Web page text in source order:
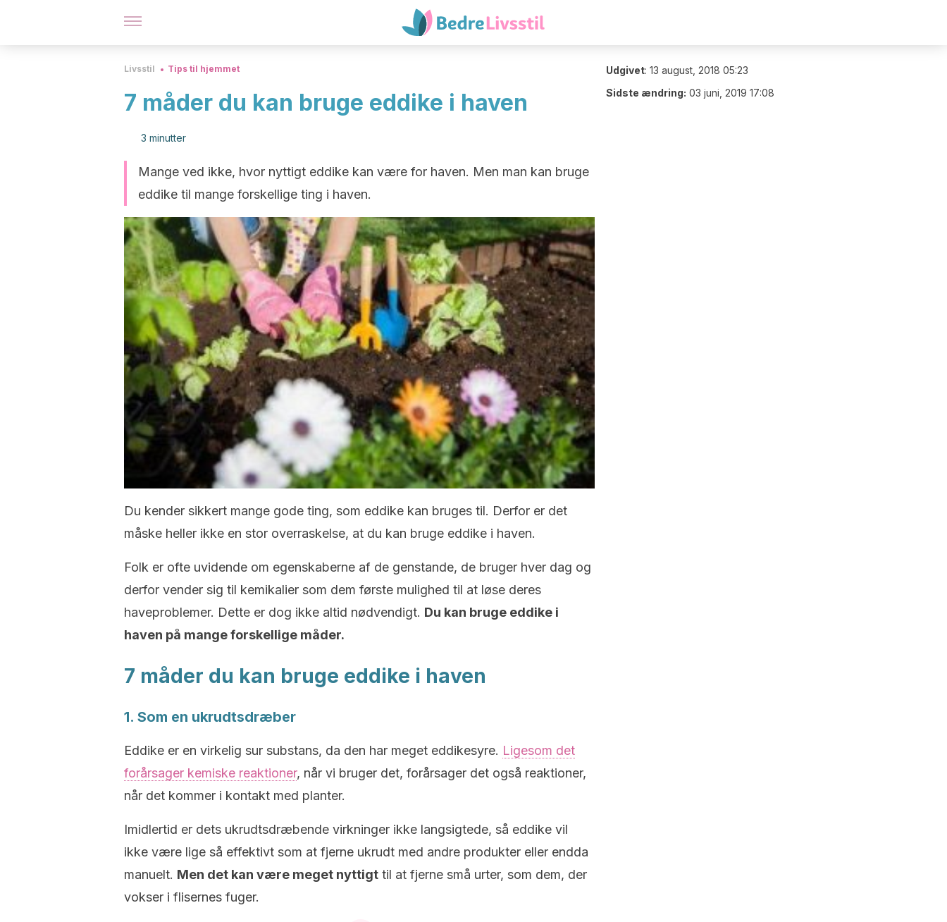
Livsstil Tips til hjemmet
7 måder du kan bruge eddike i haven
3 minutter
Mange ved ikke, hvor nyttigt eddike kan være for haven. Men man kan bruge
eddike til mange forskellige ting i haven.
Du kender sikkert mange gode ting, som eddike kan bruges til. Derfor er det
måske heller ikke en stor overraskelse, at du kan bruge eddike i haven.
Folk er ofte uvidende om egenskaberne af de genstande, de bruger hver dag og
derfor vender sig til kemikalier som dem første mulighed til at løse deres
haveproblemer. Dette er dog ikke altid nødvendigt. Du kan bruge eddike i
haven på mange forskellige måder.
7 måder du kan bruge eddike i haven
1. Som en ukrudtsdræber
Eddike er en virkelig sur substans, da den har meget eddikesyre. Ligesom det
forårsager kemiske reaktioner, når vi bruger det, forårsager det også reaktioner,
når det kommer i kontakt med planter.
Imidlertid er dets ukrudtsdræbende virkninger ikke langsigtede, så eddike vil
ikke være lige så effektivt som at fjerne ukrudt med andre produkter eller endda
manuelt. Men det kan være meget nyttigt til at fjerne små urter, som dem, der
vokser i flisernes fuger.
Udgivet: 13 august, 2018 05:23
Sidste ændring: 03 juni, 2019 17:08